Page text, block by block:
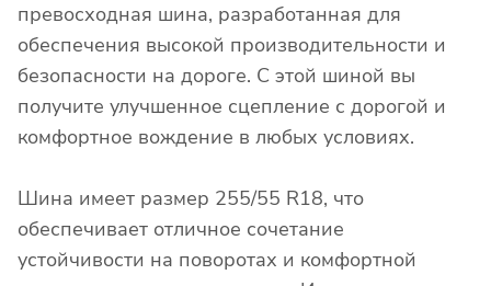
превосходная шина, разработанная для
обеспечения высокой производительности и
безопасности на дороге. С этой шиной вы
получите улучшенное сцепление с дорогой и
комфортное вождение в любых условиях.
Шина имеет размер 255/55 R18, что
обеспечивает отличное сочетание
устойчивости на поворотах и комфортной